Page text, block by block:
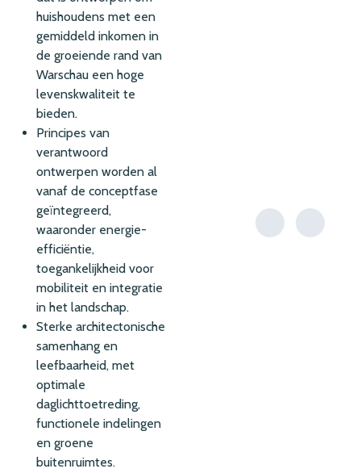
huishoudens met een
gemiddeld inkomen in
de groeiende rand van
Warschau een hoge
levenskwaliteit te
bieden.
Principes van
verantwoord
ontwerpen worden al
vanaf de conceptfase
geïntegreerd,
waaronder energie-
efficiëntie,
toegankelijkheid voor
mobiliteit en integratie
in het landschap.
Sterke architectonische
samenhang en
leefbaarheid, met
optimale
daglichttoetreding,
functionele indelingen
en groene
buitenruimtes.